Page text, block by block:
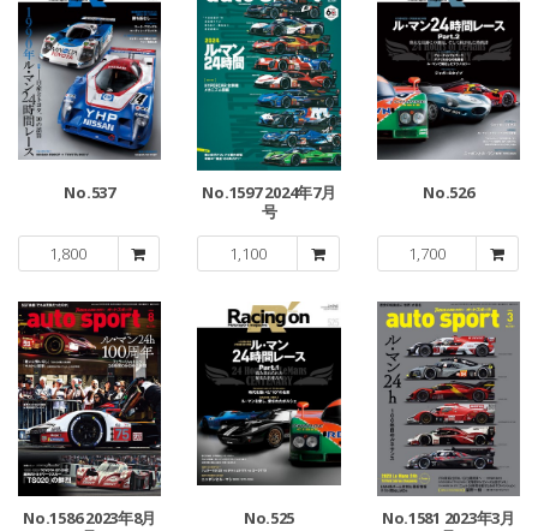
No.537
1,800
No.1597 2024年7月
号
1,100
No.526
1,700
No.1586 2023年8月
No.525
No.1581 2023年3月